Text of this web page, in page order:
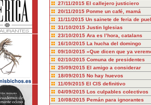
27/11/2015 El callejero justiciero
20/11/2015 Ponme un café, mamá
11/11/2015 Un sainete de feria de
31/10/2015 Justin Iglesias
23/10/2015 Ara es l’hora, catalans
16/10/2015 La hucha del domingo
09/10/2015 «Que dicen que ya
02/10/2015 Comuna de presidentes
25/09/2015 El amigo a considerar
18/09/2015 No hay huevos
11/09/2015 El CIS definitivo
04/09/2015 Los culpables colectivos
10/08/2015 Pemán para ignorantes